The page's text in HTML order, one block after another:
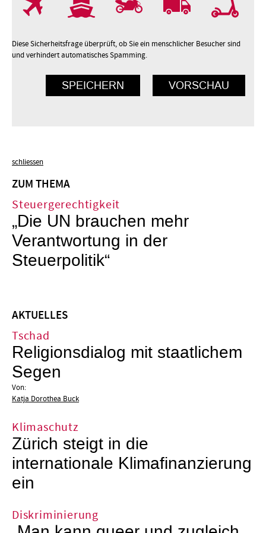
Diese Sicherheitsfrage überprüft, ob Sie ein menschlicher Besucher sind
und verhindert automatisches Spamming.
schliessen
ZUM THEMA
Steuergerechtigkeit
„Die UN brauchen mehr
Verantwortung in der
Steuerpolitik“
AKTUELLES
Tschad
Religionsdialog mit staatlichem
Segen
Von:
Katja Dorothea Buck
Klimaschutz
Zürich steigt in die
internationale Klimafinanzierung
ein
Diskriminierung